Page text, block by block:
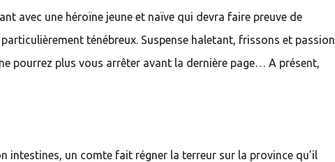
avec une héroïne jeune et naïve qui devra faire preuve de
ténébreux. Suspense haletant, frissons et passion
pourrez plus vous arrêter avant la dernière page… A présent,
intestines, un comte fait régner la terreur sur la province qu’il